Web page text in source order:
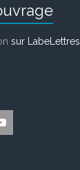
sur LabeLettres